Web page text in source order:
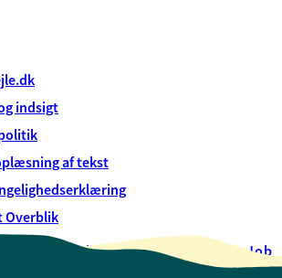
indsigt
af tekst
Overblik
Oversigt over selvbetjeningJob